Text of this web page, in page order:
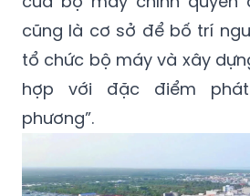
cũng là cơ sở để bố trí
tổ chức bộ máy và xây
hợp với đặc điểm
phương”.